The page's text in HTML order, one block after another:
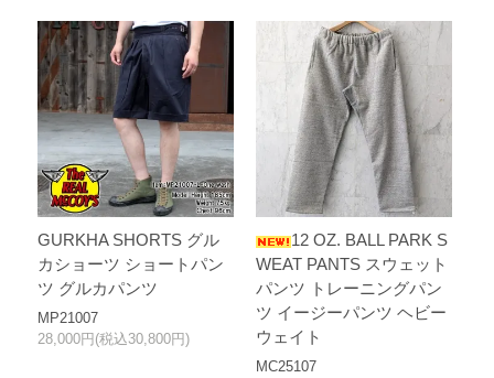
GURKHA SHORTS グル
カショーツ ショートパン
ツ グルカパンツ
MP21007
28,000円(税込30,800円)
12 OZ. BALL PARK S
WEAT PANTS スウェット
パンツ トレーニングパン
ツ イージーパンツ ヘビー
ウェイト
MC25107